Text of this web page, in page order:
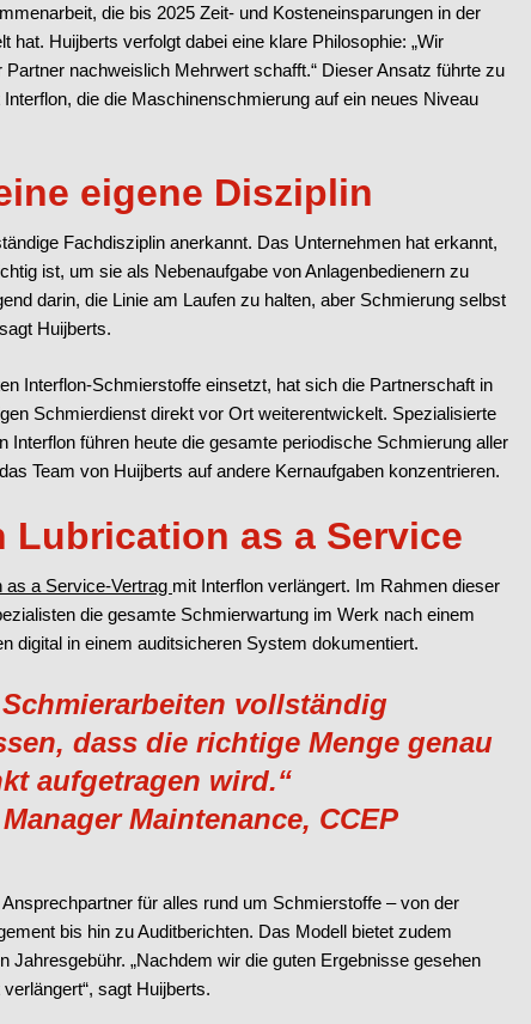
die bis 2025 Zeit- und Kosteneinsparungen in der
hat. Huijberts verfolgt dabei eine klare Philosophie: „Wir
nachweislich Mehrwert schafft.“ Dieser Ansatz führte zu
die die Maschinenschmierung auf ein neues Niveau
eigene Disziplin
Fachdisziplin anerkannt. Das Unternehmen hat erkannt,
ist, um sie als Nebenaufgabe von Anlagenbedienern zu
darin, die Linie am Laufen zu halten, aber Schmierung selbst
Huijberts.
Interflon-Schmierstoffe einsetzt, hat sich die Partnerschaft in
Schmierdienst direkt vor Ort weiterentwickelt. Spezialisierte
Interflon führen heute die gesamte periodische Schmierung aller
Team von Huijberts auf andere Kernaufgaben konzentrieren.
Lubrication as a Service
as a Service-Vertrag mit Interflon verlängert. Im Rahmen dieser
die gesamte Schmierwartung im Werk nach einem
digital in einem auditsicheren System dokumentiert.
vollständig
dass die richtige Menge genau
aufgetragen wird.“
Maintenance, CCEP
für alles rund um Schmierstoffe – von der
bis hin zu Auditberichten. Das Modell bietet zudem
Jahresgebühr. „Nachdem wir die guten Ergebnisse gesehen
sagt Huijberts.